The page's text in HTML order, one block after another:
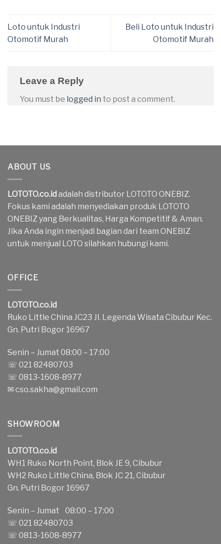
Loto untuk Industri
Otomotif Murah
Beli Loto untuk Industri
Otomotif Murah
Leave a Reply
You must be logged in to post a comment.
ABOUT US
LOTOTO.co.idadalah distributor LOTOTO ONEBIZ.
Fokus kami adalah menyediakan produk LOTOTO
ONEBIZ yang Berkualitas, Harga Kompetitif & Aman.
Jika Anda ingin menjadi bagian dari team ONEBIZ
untuk menjual LOTO silahkan hubungi kami.
OFFICE
LOTOTO.co.id
Ruko Little China JC23 Jl. Legenda Wisata Cibubur Kec.
Gn. Putri Bogor 16967
Senin – Jumat 08:00 – 17:00
☏ 021 82480703
☏ 0813-1608-8977
✉cso.sakha@gmail.com
SHOWROOM
LOTOTO.co.id
WH1 Ruko North Point, Blok JE 9, Cibubur
WH2 Ruko Little China, Blok JC 21, Cibubur
Gn. Putri Bogor 16967
Senin – Jumat 08:00 – 17:00
☏ 021 82480703
☏ 0813-1608-8977